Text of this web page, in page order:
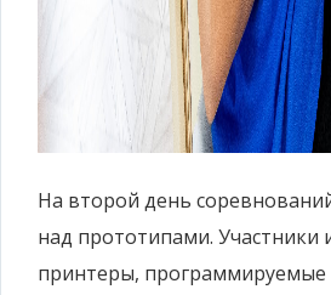
На второй день
над прототипами. Участники
принтеры, программируемые